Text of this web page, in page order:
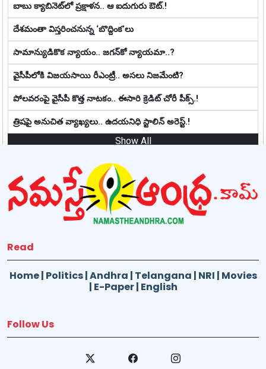
బాబు క్యాబినెట్‌లో ప్ర‌క్షాళ‌న‌.. ఆ ఐదుగురు ఔట్‌.!
దేశమంతా విస్తరించనున్న ‘బొద్దింక’లు
సామాన్యుడికొక న్యాయం.. జ‌గ‌న్‌కో న్యాయ‌మా..?
వైసీపీలోకి విజయసాయి రీఎంట్రీ.. అసలు నిజమేంటి?
పోలవరంపై వైసీపీ కొత్త నాట‌కం.. ఈసారి క్రెడిట్ చోరీ పీక్స్.!
త్రిషపై అనుచిత వ్యాఖ్య‌లు.. ఉదయనిధి స్టాలిన్ అరెస్ట్‌.!
Show All
Read
Home| Politics|Andhra | Telangana | NRI | Movies
| E-Paper| English
Follow Us